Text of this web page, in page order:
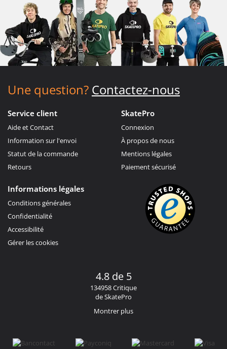
Une question? Contactez-nous
Service client
Aide et Contact
Information sur l'envoi
Statut de la commande
Retours
SkatePro
Connexion
À propos de nous
Mentions légales
Paiement sécurisé
Informations légales
Conditions générales
Confidentialité
Accessibilité
Gérer les cookies
4.8 de 5
134958 Critique
de SkatePro
Montrer plus